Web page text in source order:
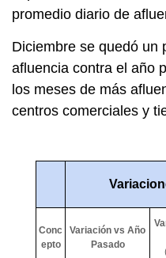
promedio diario de
Diciembre se quedó un
afluencia contra el año
los meses de más
centros comerciales y
Conc
epto
Variación vs Año
Pasado